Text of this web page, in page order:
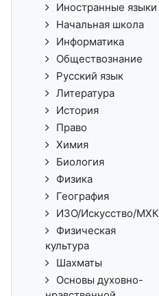
Иностранные языки
Начальная школа
Информатика
Обществознание
Русский язык
Литература
История
Право
Химия
Биология
Физика
География
ИЗО/Искусство/МХК
Физическая
культура
Шахматы
Основы духовно-